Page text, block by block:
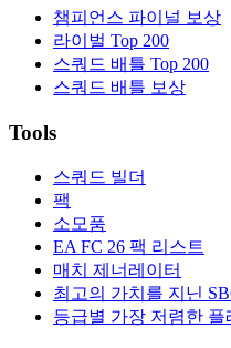
챔피언스 파이널 보상
라이벌 Top 200
스쿼드 배틀 Top 200
스쿼드 배틀 보상
Tools
스쿼드 빌더
팩
소모품
EA FC 26 팩 리스트
매치 제너레이터
최고의 가치를 지닌
등급별 가장 저렴한 플